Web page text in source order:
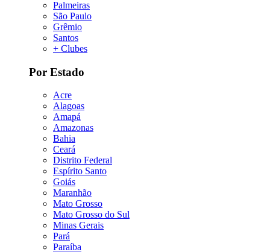
Palmeiras
São Paulo
Grêmio
Santos
+ Clubes
Por Estado
Acre
Alagoas
Amapá
Amazonas
Bahia
Ceará
Distrito Federal
Espírito Santo
Goiás
Maranhão
Mato Grosso
Mato Grosso do Sul
Minas Gerais
Pará
Paraíba